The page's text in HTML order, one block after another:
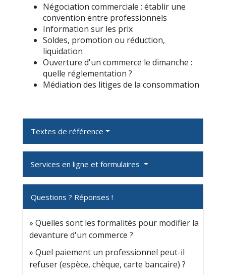
Négociation commerciale : établir une
convention entre professionnels
Information sur les prix
Soldes, promotion ou réduction,
liquidation
Ouverture d'un commerce le dimanche :
quelle réglementation ?
Médiation des litiges de la consommation
Textes de référence
Services en ligne et formulaires
Questions ? Réponses !
Quelles sont les formalités pour modifier la
devanture d'un commerce ?
Quel paiement un professionnel peut-il
refuser (espèce, chèque, carte bancaire) ?